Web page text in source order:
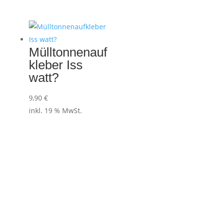
Mülltonnenauf
kleber Iss
watt?
9,90 €
inkl. 19 % MwSt.